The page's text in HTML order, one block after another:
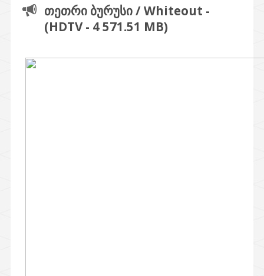
თეთრი ბურუსი / Whiteout -
(HDTV - 4 571.51 MB)